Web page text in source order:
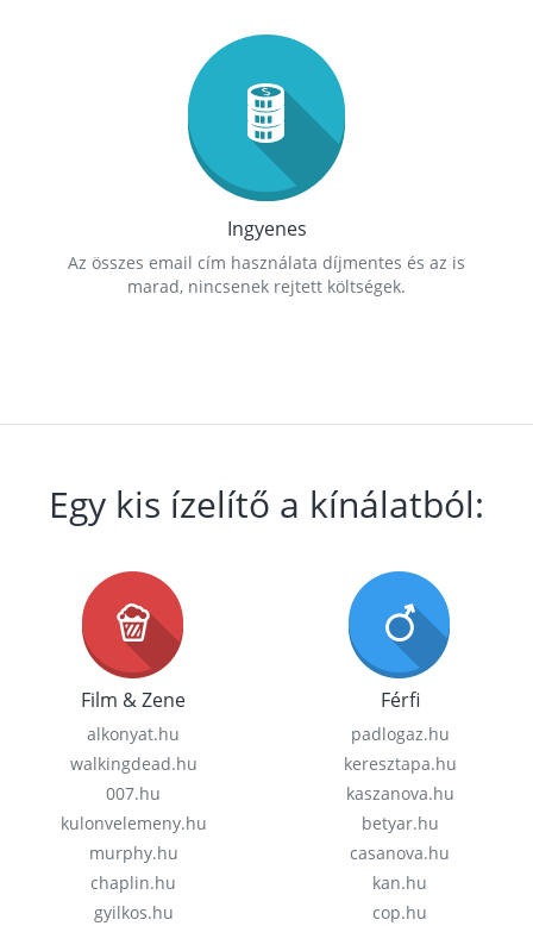
Ingyenes
Az összes email cím használata díjmentes és az is
marad, nincsenek rejtett költségek.
Egy kis ízelítő a kínálatból:
Film & Zene
alkonyat.hu
walkingdead.hu
007.hu
kulonvelemeny.hu
murphy.hu
chaplin.hu
gyilkos.hu
Férfi
padlogaz.hu
keresztapa.hu
kaszanova.hu
betyar.hu
casanova.hu
kan.hu
cop.hu